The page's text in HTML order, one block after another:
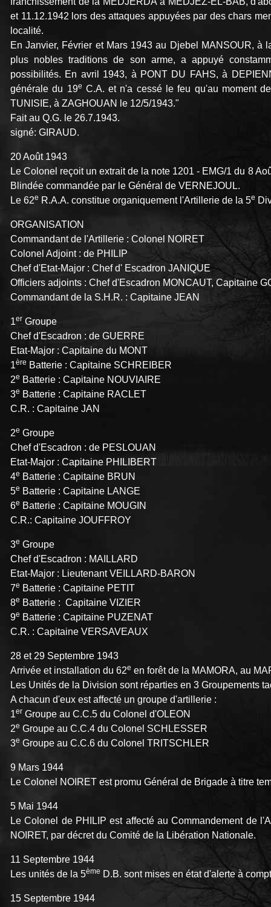
et 11.12.1942 lors des attaques appuyées par des chars
localité.
En Janvier, Février et Mars 1943 au Djebel MANSOUR, à
plus nobles traditions de son arme, a appuyé
possibilités. En avril 1943, à PONT DU FAHS, à
générale du 19e C.A. et n'a cessé le feu qu'au moment
TUNISIE, à ZAGHOUAN le 12/5/1943."
Fait au Q.G. le 26.7.1943.
signé: GIRAUD.
20 Août 1943
Le Colonel reçoit un extrait de la note 1201 - EMG/1 du 8
Blindée commandée par le Général de VERNEJOUL.
Le 62e R.A.A. constitue organiquement l'Artillerie de la 5e
ORGANISATION
Commandant de l'Artillerie : Colonel NOIRET
Colonel Adjoint : de PHILIP
Chef d'Etat-Major : Chef d' Escadron JANIQUE
Officiers adjoints : Chef d'Escadron MONCAUT, Capitaine
Commandant de la S.H.R. : Capitaine JEAN
1er Groupe
Chef d'Escadron : de GUERRE
Etat-Major : Capitaine du MONT
1ère Batterie : Capitaine SCHREIBER
2e Batterie : Capitaine NOUVIAIRE
3e Batterie : Capitaine RACLET
C.R. : Capitaine JAN
2e Groupe
Chef d'Escadron : de PESLOUAN
Etat-Major : Capitaine PHILIBERT
4e Batterie : Capitaine BRUN
5e Batterie : Capitaine LANGE
6e Batterie : Capitaine MOUGIN
C.R.: Capitaine JOUFFROY
3e Groupe
Chef d'Escadron : MAILLARD
Etat-Major : Lieutenant VEILLARD-BARON
7e Batterie : Capitaine PETIT
8e Batterie : Capitaine VIZIER
9e Batterie : Capitaine PUZENAT
C.R. : Capitaine VERSAVEAUX
28 et 29 Septembre 1943
Arrivée et installation du 62e en forêt de la MAMORA, au
Les Unités de la Division sont réparties en 3 Groupements
A chacun d'eux est affecté un groupe d'artillerie :
1er Groupe au C.C.5 du Colonel d'OLEON
2e Groupe au C.C.4 du Colonel SCHLESSER
3e Groupe au C.C.6 du Colonel TRITSCHLER
9 Mars 1944
Le Colonel NOIRET est promu Général de Brigade à titre
5 Mai 1944
Le Colonel de PHILIP est affecté au Commandement de
NOIRET, par décret du Comité de la Libération Nationale.
11 Septembre 1944
Les unités de la 5ème D.B. sont mises en état d'alerte à
15 Septembre 1944